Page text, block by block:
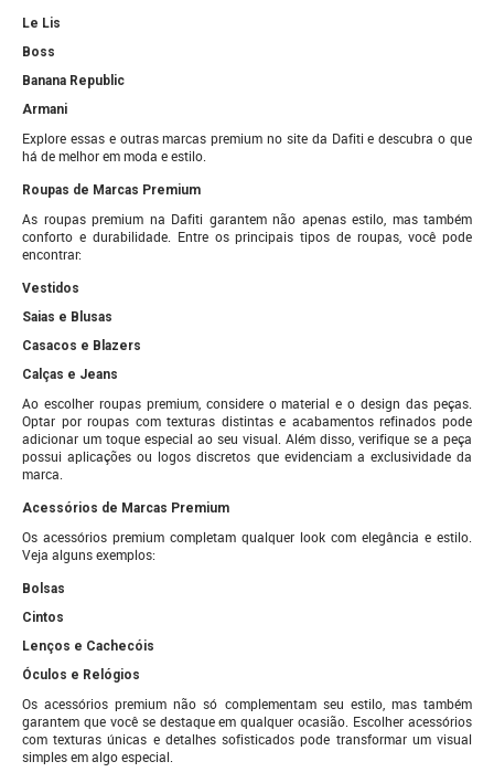
Le Lis
Boss
Banana Republic
Armani
Explore essas e outras marcas premium no site da Dafiti e descubra o que
há de melhor em moda e estilo.
Roupas de Marcas Premium
As roupas premium na Dafiti garantem não apenas estilo, mas também
conforto e durabilidade. Entre os principais tipos de roupas, você pode
encontrar:
Vestidos
Saias e Blusas
Casacos e Blazers
Calças e Jeans
Ao escolher roupas premium, considere o material e o design das peças.
Optar por roupas com texturas distintas e acabamentos refinados pode
adicionar um toque especial ao seu visual. Além disso, verifique se a peça
possui aplicações ou logos discretos que evidenciam a exclusividade da
marca.
Acessórios de Marcas Premium
Os acessórios premium completam qualquer look com elegância e estilo.
Veja alguns exemplos:
Bolsas
Cintos
Lenços e Cachecóis
Óculos e Relógios
Os acessórios premium não só complementam seu estilo, mas também
garantem que você se destaque em qualquer ocasião. Escolher acessórios
com texturas únicas e detalhes sofisticados pode transformar um visual
simples em algo especial.